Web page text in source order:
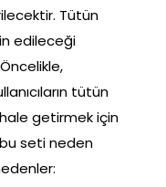
Tütün
edileceği
tütün
getirmek için
seti neden